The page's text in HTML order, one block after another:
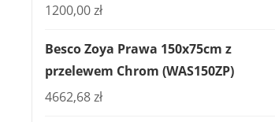
1200,00zł
Besco Zoya Prawa 150x75cm z
przelewem Chrom (WAS150ZP)
4662,68zł